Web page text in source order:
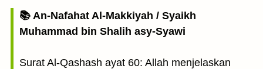
📚 An-Nafahat Al-Makkiyah / Syaikh
Muhammad bin Shalih asy-Syawi
Surat Al-Qashash ayat 60: Allah menjelaskan